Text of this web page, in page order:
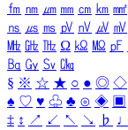
㎙ ㎚ ㎛ ㎜ ㎝ ㎞ ㎟
㎱ ㎲ ㎳ ㎴ ㎵ ㎶ ㎷
㎒ ㎓ ㎔ Ω ㏀ ㏁ ㎊
㏃ ㏉ ㏜ ㏆
§ ※ ☆ ★ ○ ● ◎ ◇
♠ ♡ ♥ ♧ ♣ ⊙ ◈ ▣
‡ ↕ ↗ ↙ ↖ ↘ ♭ ♩